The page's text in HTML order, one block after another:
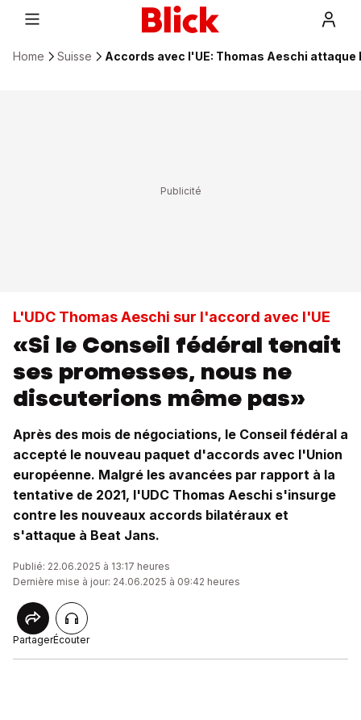
Home Suisse Accords avec l'UE: Thomas Aeschi attaque
L'UDC Thomas Aeschi sur l'accord avec l'UE
«Si le Conseil fédéral tenait
ses promesses, nous ne
discuterions même pas»
Après des mois de négociations, le Conseil fédéral a
accepté le nouveau paquet d'accords avec l'Union
européenne. Malgré les avancées par rapport à la
tentative de 2021, l'UDC Thomas Aeschi s'insurge
contre les nouveaux accords bilatéraux et
s'attaque à Beat Jans.
Publié: 22.06.2025 à 13:17 heures
Dernière mise à jour: 24.06.2025 à 09:42 heures
PartagerÉcouter